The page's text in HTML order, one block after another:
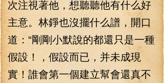
次注視著他，想聽聽他有什么好
主意。林錚也沒擺什么譜，開口
道：“剛剛小默說的都還只是一種
假設！，假設而已，并未成現
實！誰會第一個建立幫會還真不